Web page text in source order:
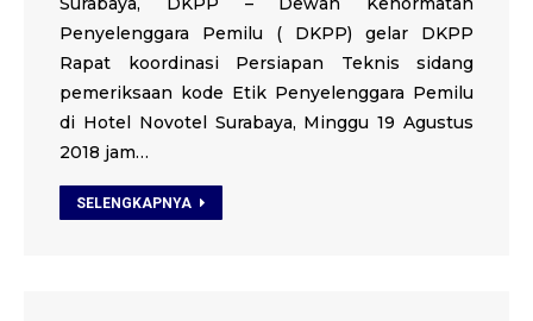
Penyelenggara Pemilu ( DKPP) gelar DKPP
Rapat koordinasi Persiapan Teknis sidang
pemeriksaan kode Etik Penyelenggara Pemilu
di Hotel Novotel Surabaya, Minggu 19 Agustus
2018 jam…
SELENGKAPNYA